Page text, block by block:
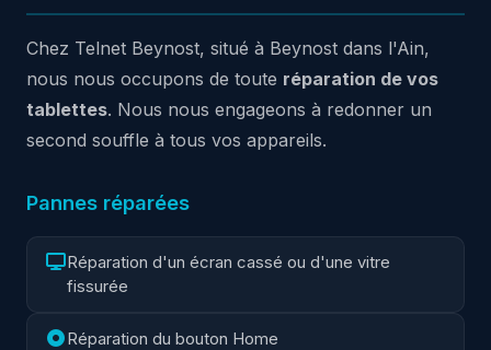
Chez Telnet Beynost, situé à Beynost dans l'Ain,
nous nous occupons de toute réparation de vos
tablettes. Nous nous engageons à redonner un
second souffle à tous vos appareils.
Pannes réparées
Réparation d'un écran cassé ou d'une vitre
fissurée
Réparation du bouton Home